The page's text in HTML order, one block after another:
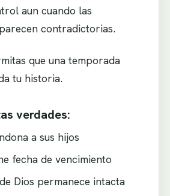
aun cuando las
contradictorias.
que una temporada
tu historia.
verdades:
a sus hijos
fecha de vencimiento
Dios permanece intacta